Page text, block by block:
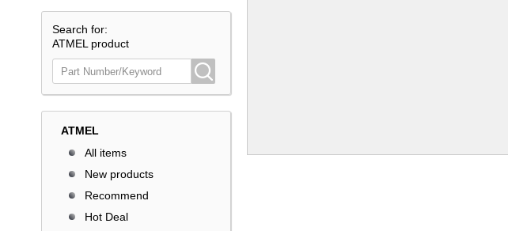
Search for:
ATMEL product
ATMEL
All items
New products
Recommend
Hot Deal